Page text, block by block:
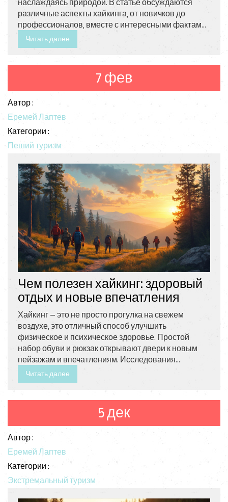
наслаждаясь природой. В статье обсуждаются
различные аспекты хайкинга, от новичков до
профессионалов, вместе с интересными фактами
и полезными советами. Разберёмся, кто именно
выбирает этот вид активного отдыха и как начать
для комфортного хайкинга и где искать самые
интересные маршруты.
Читать далее
7 фев
Автор :
Еремей Лаптев
Категории :
Пеший туризм
Чем полезен хайкинг: здоровый
отдых и новые впечатления
Хайкинг — это не просто прогулка на свежем
воздухе, это отличный способ улучшить
физическое и психическое здоровье. Простой
набор обуви и рюкзак открывают двери к новым
пейзажам и впечатлениям. Исследования
показывают, что регулярный хайкинг помогает
улучшить выносливость, укрепить сердце и даже
Читать далее
5 дек
Автор :
Еремей Лаптев
Категории :
Экстремальный туризм